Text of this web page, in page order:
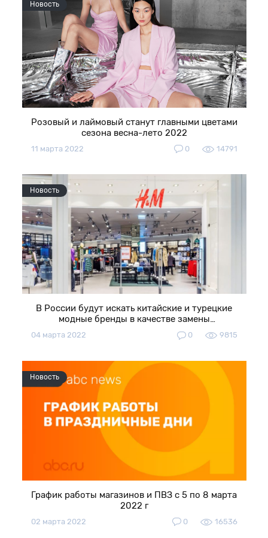
Новость
Розовый и лаймовый станут главными цветами
сезона весна-лето 2022
11 марта 2022 0 14791
Новость
В России будут искать китайские и турецкие
модные бренды в качестве замены
04 марта 2022 0 9815
Новость
График работы магазинов и ПВЗ с 5 по 8 марта
2022 г
02 марта 2022 0 16536